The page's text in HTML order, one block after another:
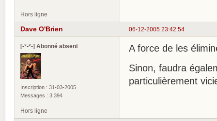
Hors ligne
06-12-2005 23:42:54
Dave O'Brien
[•°•°•] Abonné absent
Inscription : 31-03-2005
Messages : 3 394
A force de les
Sinon, faudra
particulièrement
Hors ligne